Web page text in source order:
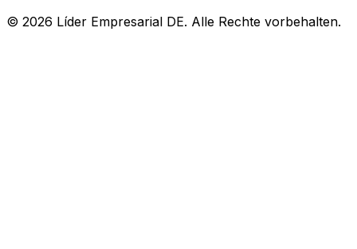
© 2026 Líder Empresarial DE. Alle Rechte vorbehalten.